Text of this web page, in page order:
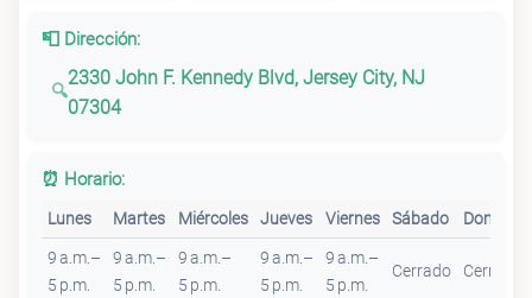
📮 Dirección:
2330 John F. Kennedy Blvd, Jersey City, NJ
07304
⏰ Horario:
Lunes Martes Miércoles Jueves Viernes Sábado Domingo
9 a.m.–
5 p.m.
9 a.m.–
5 p.m.
9 a.m.–
5 p.m.
9 a.m.–
5 p.m.
9 a.m.–
5 p.m.
Cerrado Cerrado